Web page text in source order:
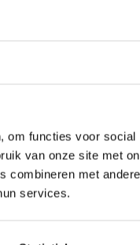
functies voor
van onze site met
combineren met
services.